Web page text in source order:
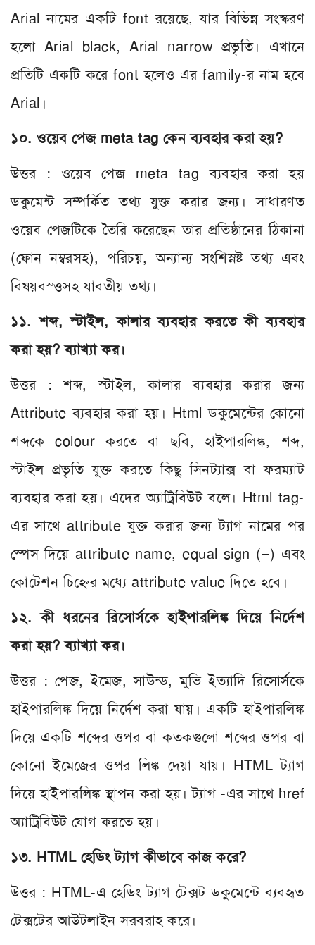
Arial নামের একটি font রয়েছে, যার বিভিন্ন সংস্করণ
হলো Arial black, Arial narrow প্রভৃতি। এখানে
প্রতিটি একটি করে font হলেও এর family-র নাম হবে
Arial।
১০. ওয়েব পেজ meta tag কেন ব্যবহার করা হয়?
উত্তর : ওয়েব পেজ meta tag ব্যবহার করা হয়
ডকুমেন্ট সম্পর্কিত তথ্য যুক্ত করার জন্য। সাধারণত
ওয়েব পেজটিকে তৈরি করেছেন তার প্রতিষ্ঠানের ঠিকানা
(ফোন নম্বরসহ), পরিচয়, অন্যান্য সংশিস্নষ্ট তথ্য এবং
বিষয়বস্ত্তসহ যাবতীয় তথ্য।
১১. শব্দ, স্টাইল, কালার ব্যবহার করতে কী ব্যবহার
করা হয়? ব্যাখ্যা কর।
উত্তর : শব্দ, স্টাইল, কালার ব্যবহার করার জন্য
Attribute ব্যবহার করা হয়। Html ডকুমেন্টের কোনো
শব্দকে colour করতে বা ছবি, হাইপারলিঙ্ক, শব্দ,
স্টাইল প্রভৃতি যুক্ত করতে কিছু সিনট্যাক্স বা ফরম্যাট
ব্যবহার করা হয়। এদের অ্যাট্রিবিউট বলে। Html tag-
এর সাথে attribute যুক্ত করার জন্য ট্যাগ নামের পর
স্পেস দিয়ে attribute name, equal sign (=) এবং
কোটেশন চিহ্নের মধ্যে attribute value দিতে হবে।
১২. কী ধরনের রিসোর্সকে হাইপারলিঙ্ক দিয়ে নির্দেশ
করা হয়? ব্যাখ্যা কর।
উত্তর : পেজ, ইমেজ, সাউন্ড, মুভি ইত্যাদি রিসোর্সকে
হাইপারলিঙ্ক দিয়ে নির্দেশ করা যায়। একটি হাইপারলিঙ্ক
দিয়ে একটি শব্দের ওপর বা কতকগুলো শব্দের ওপর বা
কোনো ইমেজের ওপর লিঙ্ক দেয়া যায়। HTML ট্যাগ
দিয়ে হাইপারলিঙ্ক স্থাপন করা হয়। ট্যাগ -এর সাথে href
অ্যাট্রিবিউট যোগ করতে হয়।
১৩. HTML হেডিং ট্যাগ কীভাবে কাজ করে?
উত্তর : HTML-এ হেডিং ট্যাগ টেক্সট ডকুমেন্টে ব্যবহৃত
টেক্সটের আউটলাইন সরবরাহ করে।